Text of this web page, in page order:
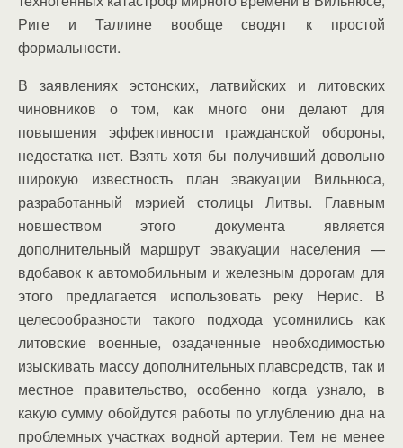
Риге и Таллине вообще сводят к простой
формальности.
В заявлениях эстонских, латвийских и литовских
чиновников о том, как много они делают для
повышения эффективности гражданской обороны,
недостатка нет. Взять хотя бы получивший довольно
широкую известность план эвакуации Вильнюса,
разработанный мэрией столицы Литвы. Главным
новшеством этого документа является
дополнительный маршрут эвакуации населения —
вдобавок к автомобильным и железным дорогам для
этого предлагается использовать реку Нерис. В
целесообразности такого подхода усомнились как
литовские военные, озадаченные необходимостью
изыскивать массу дополнительных плавсредств, так и
местное правительство, особенно когда узнало, в
какую сумму обойдутся работы по углублению дна на
проблемных участках водной артерии. Тем не менее